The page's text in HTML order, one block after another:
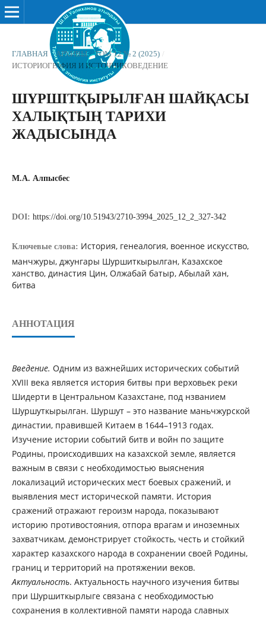
ГЛАВНАЯ / АРХИВЫ / ТОМ 12 № 2 (2025) /
ИСТОРИОГРАФИЯ И ИСТОЧНИКОВЕДЕНИЕ
ШҮРШІТҚЫРЫЛҒАН ШАЙҚАСЫ
ХАЛЫҚТЫҢ ТАРИХИ
ЖАДЫСЫНДА
М.А. Алпысбес
DOI: https://doi.org/10.51943/2710-3994_2025_12_2_327-342
Ключевые слова: История, генеалогия, военное искусство,
манчжуры, джунгары Шуршиткырылган, Казахское
ханство, династия Цин, Олжабай батыр, Абылай хан,
битва
АННОТАЦИЯ
Введение. Одним из важнейших исторических событий
XVIII века является история битвы при верховьек реки
Шидерти в Центральном Казахстане, под нзванием
Шуршуткырылган. Шуршут – это название маньчжурской
династии, правившей Китаем в 1644–1913 годах.
Изучение истории событий битв и войн по защите
Родины, происходивших на казахской земле, является
важным в связи с необходимостью выяснения
локализаций исторических мест боевых сражений, и
выявления мест исторической памяти. История
сражений отражают героизм народа, показывают
историю противостояния, отпора врагам и иноземных
захватчикам, демонстрирует стойкость, честь и стойкий
характер казахского народа в сохранении своей Родины,
границ и территорий на протяжении веков.
Актуальность. Актуальность научного изучения битвы
при Шуршиткырлыге связана с необходимостью
сохранения в коллективной памяти народа славных